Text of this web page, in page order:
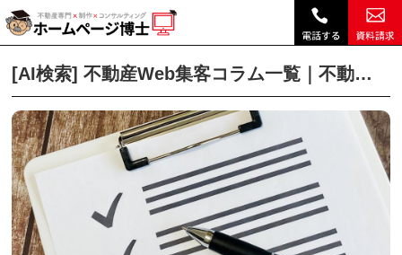
AI検索｜不動産Web集客コラム一覧｜不動産ホームページ制作、不動産SEOは博士ドットコム|
不動産ホームページ制作TOP 不動産Web集客コラムトップ 不動産Web集客コ
[AI検索] 不動産Web集客コラム一覧｜不動産ホームページ制作、不動産SEOは博士ドットコム